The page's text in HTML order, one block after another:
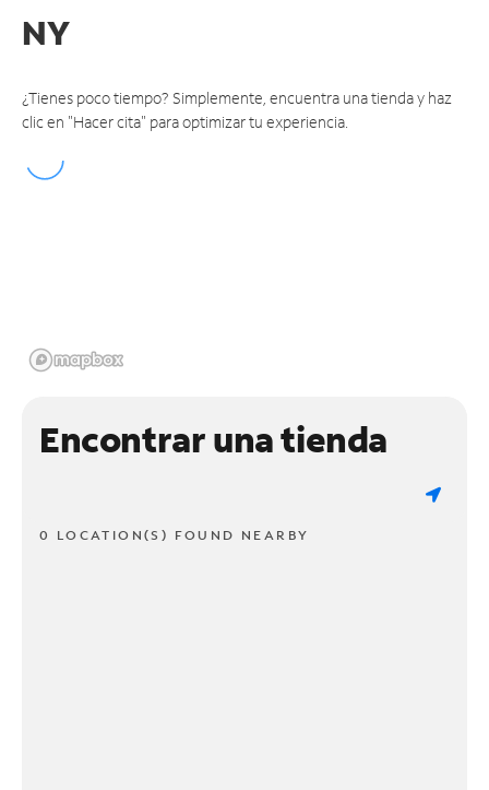
NY
¿Tienes poco tiempo? Simplemente, encuentra una tienda y haz
clic en "Hacer cita" para optimizar tu experiencia.
Encontrar una tienda
0 LOCATION(S) FOUND NEARBY